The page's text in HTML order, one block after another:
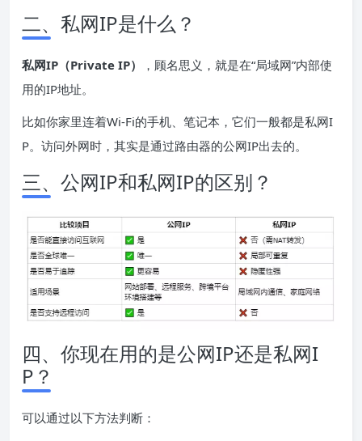
二、私网IP是什么？
私网IP （Private IP）
，顾名思义，就是在“局域网”内部使
用的IP地址。
比如你家里连着Wi-Fi的手机、笔记本，它们一般都是私网I
P。访问外网时，其实是通过路由器的公网IP出去的。
三、公网IP和私网IP的区别？
四、你现在用的是公网IP还是私网I
P？
可以通过以下方法判断：